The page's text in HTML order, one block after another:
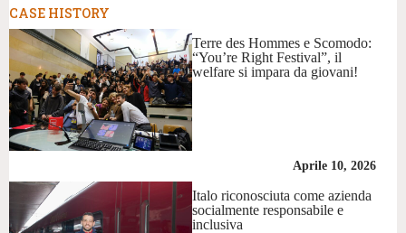
CASE HISTORY
Terre des Hommes e Scomodo:
“You’re Right Festival”, il
welfare si impara da giovani!
Aprile 10, 2026
Italo riconosciuta come azienda
socialmente responsabile e
inclusiva